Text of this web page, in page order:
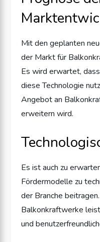
Mit den geplanten
der Markt für
Es wird erwartet,
diese Technologie
Angebot an
erweitern wird.
Es ist auch zu
Fördermodelle zu
der Branche
Balkonkraftwerke
und